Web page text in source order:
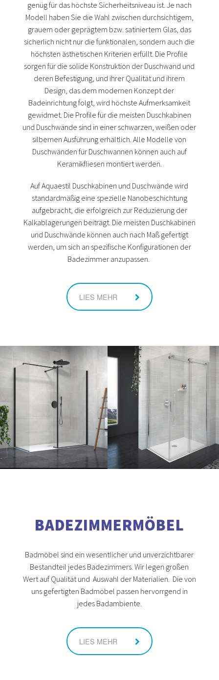
genüg für das höchste Sicherheitsniveau ist. Je nach
Modell haben Sie die Wahl zwischen durchsichtigem,
grauem oder geprägtem bzw. satiniertem Glas, das
sicherlich nicht nur die funktionalen, sondern auch die
höchsten ästhetischen Kriterien erfüllt. Die Profile
sorgen für die solide Konstruktion der Duschwand und
deren Befestigung, und ihrer Qualität und ihrem
Design, das dem modernen Konzept der
Badeinrichtung folgt, wird höchste Aufmerksamkeit
gewidmet. Die Profile für die meisten Duschkabinen
und Duschwände sind in einer schwarzen, weißen oder
silbernen Ausführung erhältlich. Alle Modelle von
Duschwänden für Duschwannen können auch auf
Keramikfliesen montiert werden.
Auf Aquaestil Duschkabinen und Duschwände wird
standardmäßig eine spezielle Nanobeschichtung
aufgebracht, die erfolgreich zur Reduzierung der
Kalkablagerungen beiträgt. Die meisten Duschkabinen
und Duschwände können auch nach Maß gefertigt
werden, um sich an spezifische Konfigurationen der
Badezimmer anzupassen.
LIES MEHR
BADEZIMMERMÖBEL
Badmöbel sind ein wesentlicher und unverzichtbarer
Bestandteil jedes Badezimmers. Wir legen großen
Wert auf Qualität und Auswahl der Materialien. Die von
uns gefertigten Badmöbel passen hervorrgend in
jedes Badambiente.
LIES MEHR